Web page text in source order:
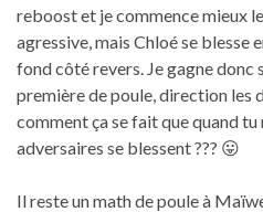
reboost et je commence mieux
agressive, mais Chloé se blesse
fond côté revers. Je gagne donc
première de poule, direction les
comment ça se fait que quand tu
adversaires se blessent ??? 😛
Il reste un math de poule à